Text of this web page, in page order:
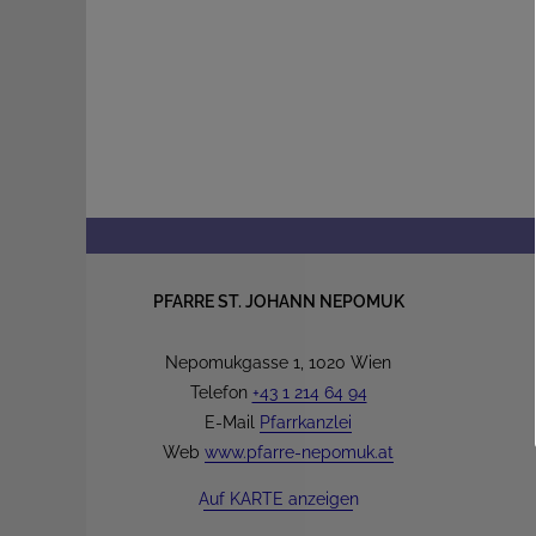
PFARRE ST. JOHANN NEPOMUK
Nepomukgasse 1, 1020 Wien
Telefon +43 1 214 64 94
E-Mail
Pfarrkanzlei
Web www.pfarre-nepomuk.at
Auf KARTE anzeigen